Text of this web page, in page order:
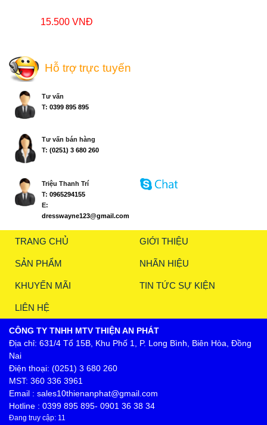
15.500 VNĐ
Hỗ trợ trực tuyến
Tư vấn
T: 0399 895 895
Tư vấn bán hàng
T: (0251) 3 680 260
Triệu Thanh Trí
T: 0965294155
E:
dresswayne123@gmail.com
TRANG CHỦ GIỚI THIỆU
SẢN PHẨM NHÃN HIỆU
KHUYẾN MÃI TIN TỨC SỰ KIỆN
LIÊN HỆ
CÔNG TY TNHH MTV THIỆN AN PHÁT
Địa chỉ: 631/4 Tổ 15B, Khu Phố 1, P. Long Bình, Biên Hòa, Đồng
Nai
Điện thoại: (0251) 3 680 260
MST: 360 336 3961
Email : sales10thienanphat@gmail.com
Hotline : 0399 895 895- 0901 36 38 34
Đang truy cập: 11